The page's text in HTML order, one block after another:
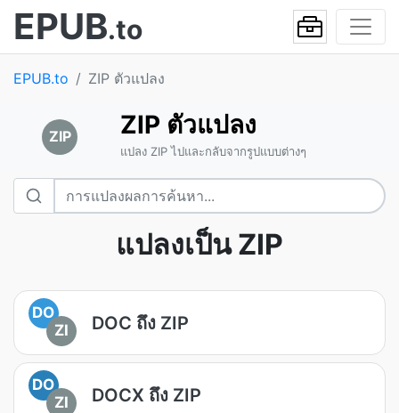
EPUB.to
EPUB.to ZIP ตัวแปลง
ZIP ZIP ตัวแปลง
แปลง ZIP ไปและกลับจากรูปแบบต่างๆ
แปลงเป็น ZIP
DO
ZI
DOC ถึง ZIP
DO
ZI
DOCX ถึง ZIP